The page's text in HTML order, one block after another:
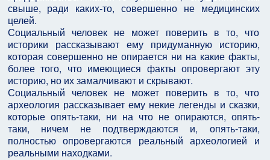
свыше, ради каких-то, совершенно не медицинских
целей.
Социальный человек не может поверить в то, что
историки рассказывают ему придуманную историю,
которая совершенно не опирается ни на какие факты,
более того, что имеющиеся факты опровергают эту
историю, но их замалчивают и скрывают.
Социальный человек не может поверить в то, что
археология рассказывает ему некие легенды и сказки,
которые опять-таки, ни на что не опираются, опять-
таки, ничем не подтверждаются и, опять-таки,
полностью опровергаются реальный археологией и
реальными находками.